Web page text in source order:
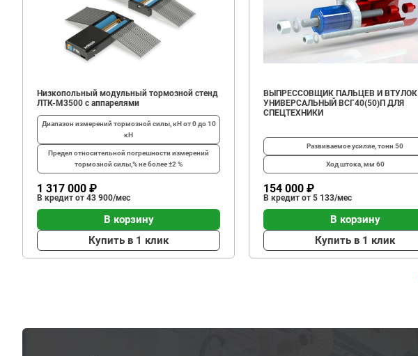
Низкопольный модульный тормозной стенд
ЛТК-М3500 с аппарелями
Диапазон измерений тормозной силы, кНот 0 до 10
кН
Предел относительной погрешности измерений
тормозной силы,%не более ±2 %
1 317 000 ₽
В кредит от 43 900/мес
В корзину
Купить в 1 клик
ВЫПРЕССОВЩИК ПАЛЬЦЕВ И ВТУЛОК
УНИВЕРСАЛЬНЫЙ ВСГ40(50)П ДЛЯ
СПЕЦТЕХНИКИ
Развиваемое усилие, тонн 50
Ход штока, мм 60
154 000 ₽
В кредит от 5 133/мес
В корзину
Купить в 1 клик